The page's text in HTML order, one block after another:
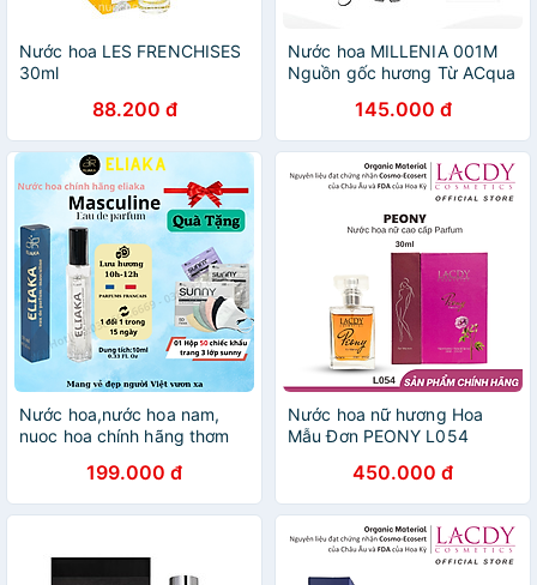
Nước hoa LES FRENCHISES
30ml
88.200 đ
Nước hoa MILLENIA 001M
Nguồn gốc hương Từ ACqua
145.000 đ
Nước hoa,nước hoa nam,
nuoc hoa chính hãng thơm
hương 6h-8h dung tích 10ml
199.000 đ
Nước hoa nữ hương Hoa
Mẫu Đơn PEONY L054
450.000 đ